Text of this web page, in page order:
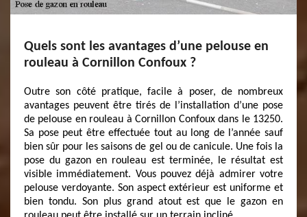
Quels sont les avantages d’une pelouse en
rouleau à Cornillon Confoux ?
Outre son côté pratique, facile à poser, de nombreux
avantages peuvent être tirés de l’installation d’une pose
de pelouse en rouleau à Cornillon Confoux dans le 13250.
Sa pose peut être effectuée tout au long de l’année sauf
bien sûr pour les saisons de gel ou de canicule. Une fois la
pose du gazon en rouleau est terminée, le résultat est
visible immédiatement. Vous pouvez déjà admirer votre
pelouse verdoyante. Son aspect extérieur est uniforme et
bien tondu. Son plus grand atout est que le gazon en